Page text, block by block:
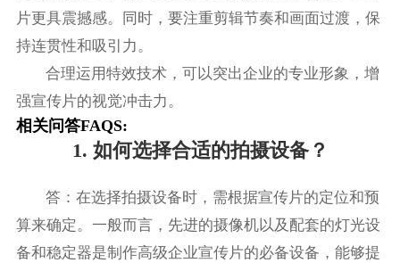
片更具震撼感。同时，要注重剪辑节奏和画面过渡，保
持连贯性和吸引力。
合理运用特效技术，可以突出企业的专业形象，增
强宣传片的视觉冲击力。
相关问答FAQS:
1. 如何选择合适的拍摄设备？
答：在选择拍摄设备时，需根据宣传片的定位和预
算来确定。一般而言，先进的摄像机以及配套的灯光设
备和稳定器是制作高级企业宣传片的必备设备，能够提